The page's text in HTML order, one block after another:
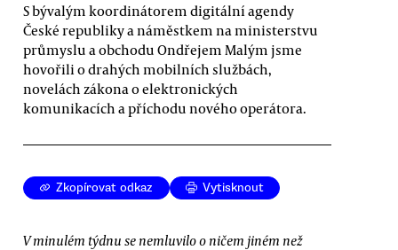
S bývalým koordinátorem digitální agendy
České republiky a náměstkem na ministerstvu
průmyslu a obchodu Ondřejem Malým jsme
hovořili o drahých mobilních službách,
novelách zákona o elektronických
komunikacích a příchodu nového operátora.
Zkopírovat odkaz Vytisknout
V minulém týdnu se nemluvilo o ničem jiném než